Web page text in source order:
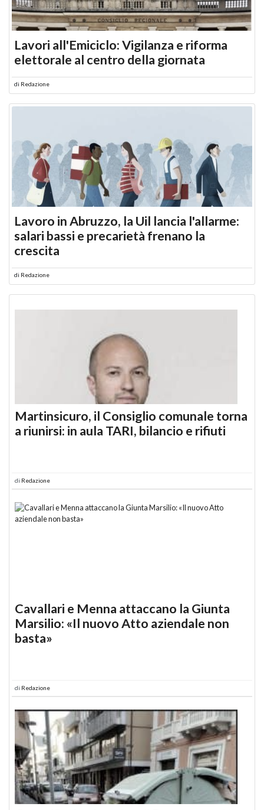
Lavori all'Emiciclo: Vigilanza e riforma
elettorale al centro della giornata
di Redazione
Lavoro in Abruzzo, la Uil lancia l'allarme:
salari bassi e precarietà frenano la
crescita
di Redazione
Martinsicuro, il Consiglio comunale torna
a riunirsi: in aula TARI, bilancio e rifiuti
di Redazione
Cavallari e Menna attaccano la Giunta
Marsilio: «Il nuovo Atto aziendale non
basta»
di Redazione